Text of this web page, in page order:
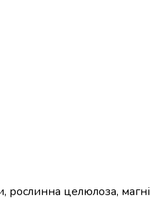
рослинна целюлоза,